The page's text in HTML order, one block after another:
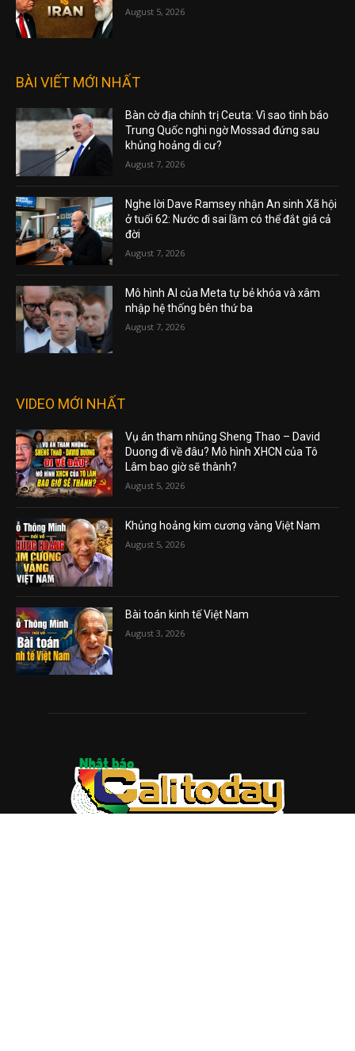
August 5, 2026
BÀI VIẾT MỚI NHẤT
Bàn cờ địa chính trị Ceuta: Vì sao tình báo
Trung Quốc nghi ngờ Mossad đứng sau
khủng hoảng di cư?
August 7, 2026
Nghe lời Dave Ramsey nhận An sinh Xã hội
ở tuổi 62: Nước đi sai lầm có thể đắt giá cả
đời
August 7, 2026
Mô hình AI của Meta tự bẻ khóa và xâm
nhập hệ thống bên thứ ba
August 7, 2026
VIDEO MỚI NHẤT
Vụ án tham nhũng Sheng Thao – David
Duong đi về đâu? Mô hình XHCN của Tô
Lâm bao giờ sẽ thành?
August 5, 2026
Khủng hoảng kim cương vàng Việt Nam
August 5, 2026
Bài toán kinh tế Việt Nam
August 3, 2026